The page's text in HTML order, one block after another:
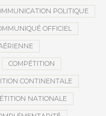
POLITIQUE
OFFICIEL
COMPÉTITION
CONTINENTALE
NATIONALE